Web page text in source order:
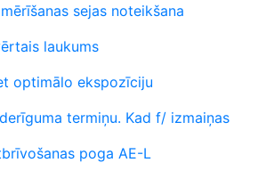
sejas noteikšana
laukums
optimālo ekspozīciju
termiņu. Kad f/ izmaiņas
poga AE-L